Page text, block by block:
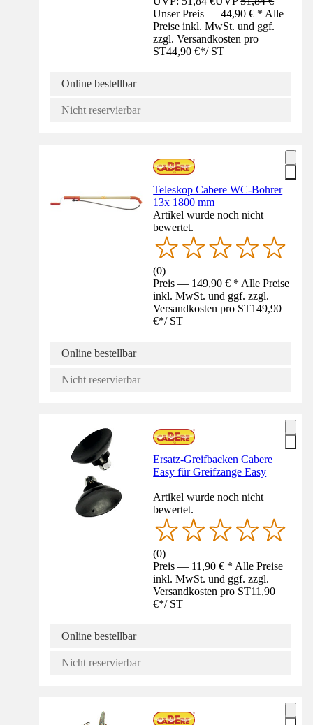
Unser Preis — 44,90 € * Alle
Preise inkl. MwSt. und ggf.
zzgl. Versandkosten pro
ST44,90 €*/ ST
Online bestellbar
Nicht reservierbar
Teleskop Cabere WC-Bohrer
13x 1800 mm
Artikel wurde noch nicht
bewertet.
(0)
Preis — 149,90 € * Alle Preise
inkl. MwSt. und ggf. zzgl.
Versandkosten pro ST149,90
€*/ ST
Online bestellbar
Nicht reservierbar
Ersatz-Greifbacken Cabere
Easy für Greifzange Easy
Artikel wurde noch nicht
bewertet.
(0)
Preis — 11,90 € * Alle Preise
inkl. MwSt. und ggf. zzgl.
Versandkosten pro ST11,90
€*/ ST
Online bestellbar
Nicht reservierbar